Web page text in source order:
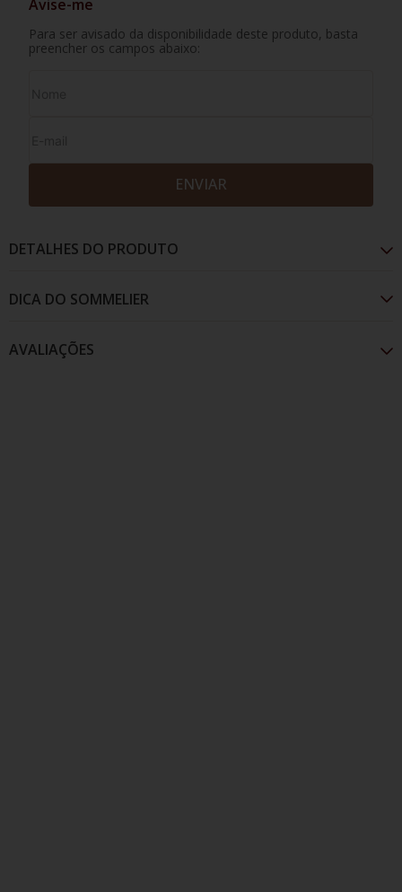
Avise-me
Para ser avisado da disponibilidade deste produto, basta
preencher os campos abaixo:
ENVIAR
DETALHES DO PRODUTO
Cor vermelho rubi que tende ao granada com o
AVALIAÇÕES